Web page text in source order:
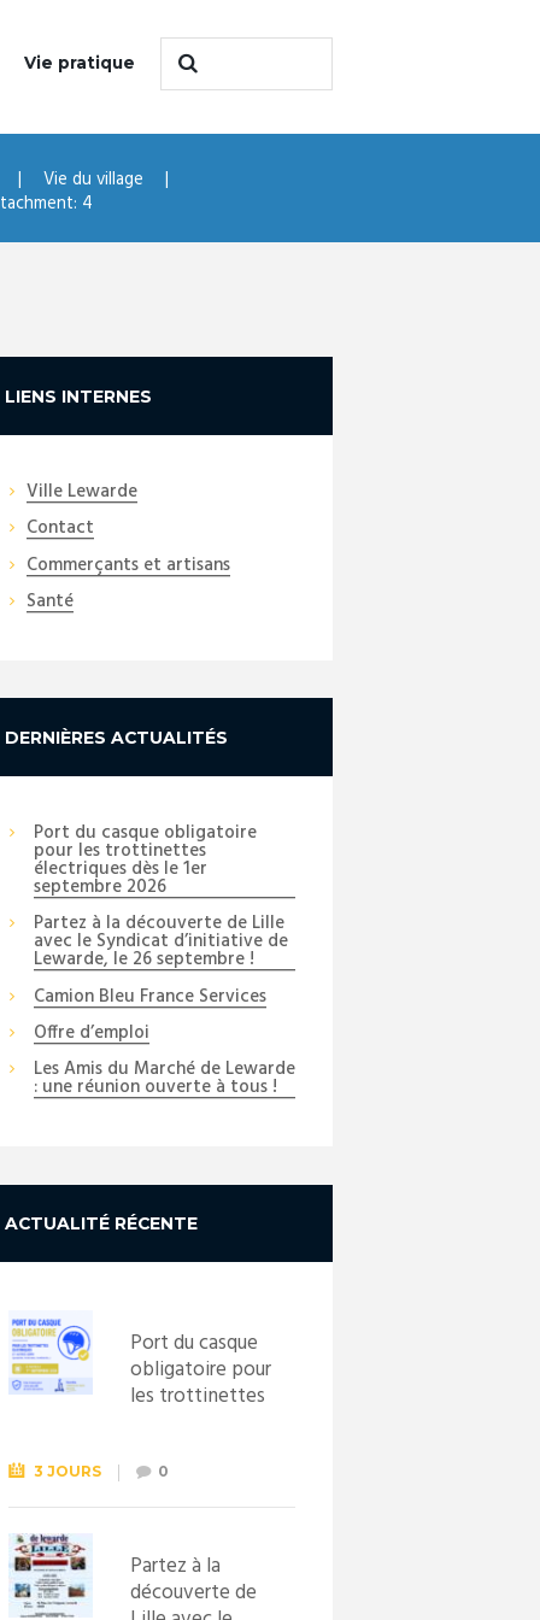
Vie pratique
Vie du village
4
LIENS INTERNES
Ville Lewarde
Contact
Commerçants et artisans
Santé
DERNIÈRES ACTUALITÉS
Port du casque obligatoire
pour les trottinettes
électriques dès le 1er
septembre 2026
Partez à la découverte de Lille
avec le Syndicat d’initiative de
Lewarde, le 26 septembre !
Camion Bleu France Services
Offre d’emploi
Les Amis du Marché de Lewarde
: une réunion ouverte à tous !
ACTUALITÉ RÉCENTE
Port du casque
obligatoire pour
les trottinettes
septembre
2026
3 JOURS 0
Partez à la
découverte de